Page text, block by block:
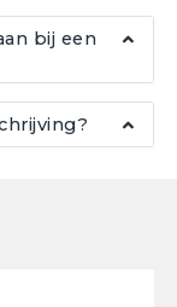
bij een